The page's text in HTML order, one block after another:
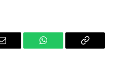
Email WhatsApp Copy